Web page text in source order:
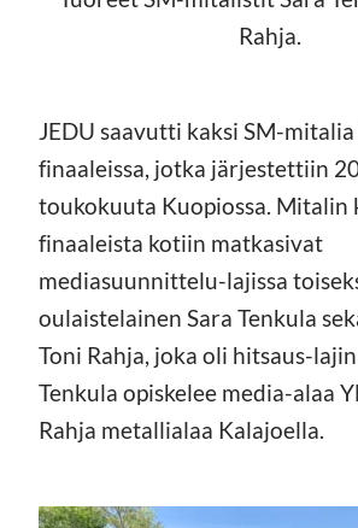
Rahja.
JEDU saavutti kaksi SM-
finaaleissa, jotka järjestettiin
toukokuuta Kuopiossa. Mitalin
finaaleista kotiin matkasivat
mediasuunnittelu-lajissa
oulaistelainen Sara Tenkula
Toni Rahja, joka oli hitsaus-
Tenkula opiskelee media-alaa
Rahja metallialaa Kalajoella.